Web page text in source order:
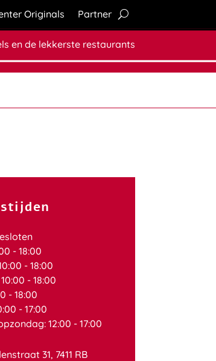
Originals Partner
en de lekkerste restaurants
- 18:00
- 18:00
- 18:00
- 18:00
- 17:00
12:00 - 17:00
31, 7411 RB